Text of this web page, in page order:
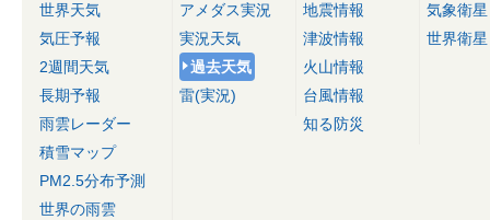
世界天気
気圧予報
2週間天気
長期予報
雨雲レーダー
積雪マップ
PM2.5分布予測
世界の雨雲
アメダス実況
実況天気
過去天気
雷(実況)
地震情報
津波情報
火山情報
台風情報
知る防災
気象衛星
世界衛星